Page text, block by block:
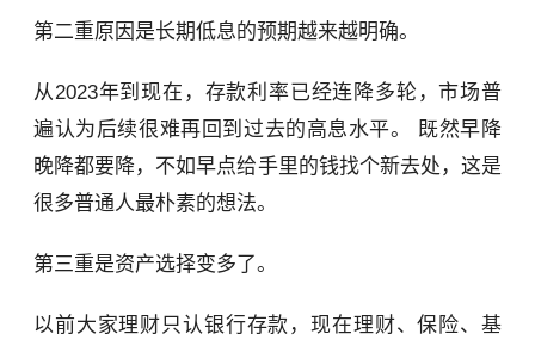
第二重原因是长期低息的预期越来越明确。
从2023年到现在，存款利率已经连降多轮，市场普
遍认为后续很难再回到过去的高息水平。 既然早降
晚降都要降，不如早点给手里的钱找个新去处，这是
很多普通人最朴素的想法。
第三重是资产选择变多了。
以前大家理财只认银行存款，现在理财、保险、基